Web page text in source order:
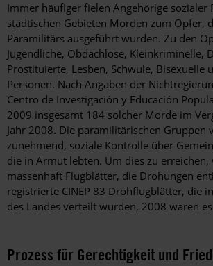
Immer häufiger fielen Angehörige sozialer
städtischen Gebieten Morden zum Opfer,
Paramilitärs ausgeführt wurden. Zu den
Jugendliche, Obdachlose, Kleinkriminelle,
Prostituierte, Lesben, Schwule, Bisexuelle
Personen. Nach Angaben der
Centro de Investigación y Educación
2009 insgesamt 184 solcher Morde im
Jahr 2008. Die paramilitärischen Gruppen
zunehmend, soziale Kontrolle über
die in Armut lebten. Um dies zu erreichen,
massenhaft Flugblätter, die Drohungen
registrierte CINEP 83 Drohflugblätter, die
des Landes verteilt wurden, 2008 waren
Prozess für Gerechtigkeit und